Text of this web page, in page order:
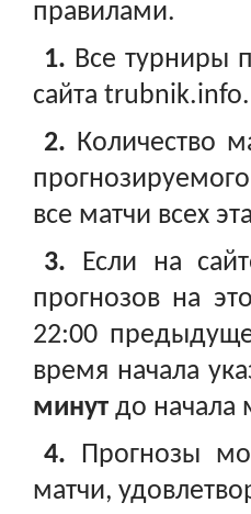
правилами.
1. Все турниры
сайта trubnik.info.
2. Количество
все матчи всех
3. Если на
прогнозов на
22:00
время начала
минут до начала
4. Прогнозы
матчи,